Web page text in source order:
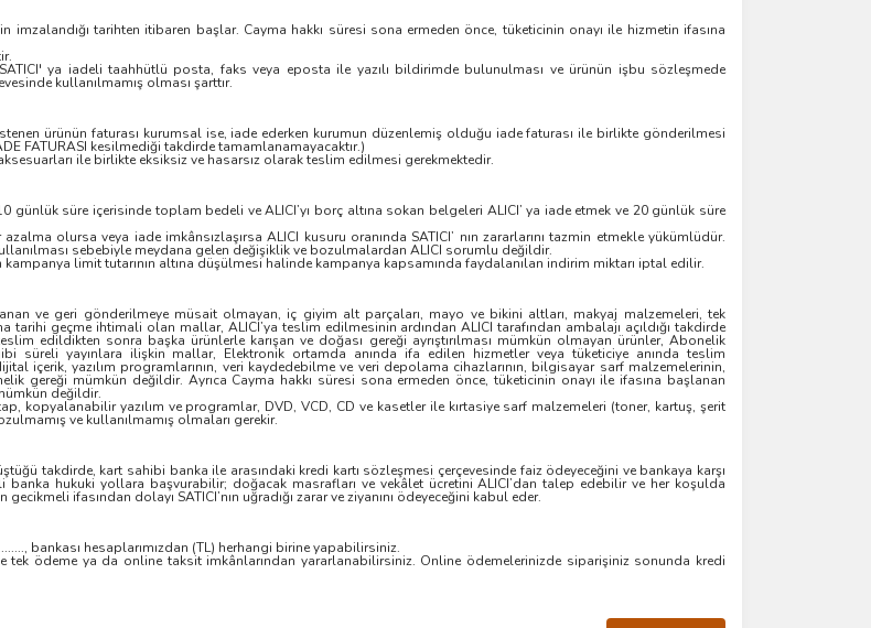
imzalandığı tarihten itibaren başlar. Cayma hakkı süresi sona ermeden önce, tüketicinin onayı ile hizmetin ifasına
ya iadeli taahhütlü posta, faks veya eposta ile yazılı bildirimde bulunulması ve ürünün işbu sözleşmede
kullanılmamış olması şarttır.
ürünün faturası kurumsal ise, iade ederken kurumun düzenlemiş olduğu iade faturası ile birlikte gönderilmesi
FATURASI kesilmediği takdirde tamamlanamayacaktır.)
ile birlikte eksiksiz ve hasarsız olarak teslim edilmesi gerekmektedir.
süre içerisinde toplam bedeli ve ALICI’yı borç altına sokan belgeleri ALICI’ ya iade etmek ve 20 günlük süre
olursa veya iade imkânsızlaşırsa ALICI kusuru oranında SATICI’ nın zararlarını tazmin etmekle yükümlüdür.
sebebiyle meydana gelen değişiklik ve bozulmalardan ALICI sorumlu değildir.
kampanya limit tutarının altına düşülmesi halinde kampanya kapsamında faydalanılan indirim miktarı iptal edilir.
ve geri gönderilmeye müsait olmayan, iç giyim alt parçaları, mayo ve bikini altları, makyaj malzemeleri, tek
geçme ihtimali olan mallar, ALICI’ya teslim edilmesinin ardından ALICI tarafından ambalajı açıldığı takdirde
edildikten sonra başka ürünlerle karışan ve doğası gereği ayrıştırılması mümkün olmayan ürünler, Abonelik
süreli yayınlara ilişkin mallar, Elektronik ortamda anında ifa edilen hizmetler veya tüketiciye anında teslim
içerik, yazılım programlarının, veri kaydedebilme ve veri depolama cihazlarının, bilgisayar sarf malzemelerinin,
gereği mümkün değildir. Ayrıca Cayma hakkı süresi sona ermeden önce, tüketicinin onayı ile ifasına başlanan
değildir.
kopyalanabilir yazılım ve programlar, DVD, VCD, CD ve kasetler ile kırtasiye sarf malzemeleri (toner, kartuş, şerit
ve kullanılmamış olmaları gerekir.
takdirde, kart sahibi banka ile arasındaki kredi kartı sözleşmesi çerçevesinde faiz ödeyeceğini ve bankaya karşı
hukuki yollara başvurabilir; doğacak masrafları ve vekâlet ücretini ALICI’dan talep edebilir ve her koşulda
ifasından dolayı SATICI’nın uğradığı zarar ve ziyanını ödeyeceğini kabul eder.
bankası hesaplarımızdan (TL) herhangi birine yapabilirsiniz.
tek ödeme ya da online taksit imkânlarından yararlanabilirsiniz. Online ödemelerinizde siparişiniz sonunda kredi